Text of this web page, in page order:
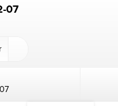
07